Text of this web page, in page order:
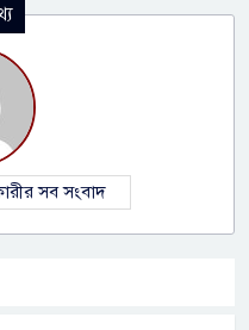
সব সংবাদ